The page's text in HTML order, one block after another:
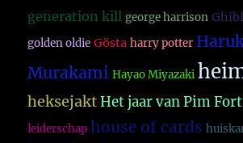
generation kill george harrison
golden oldie Gösta harry potter
Murakami Hayao Miyazaki
heksejakt Het jaar van Pim
leiderschap house of cards